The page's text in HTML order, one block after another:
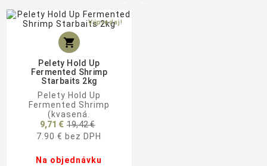
Výpredaj!

Pelety Hold Up
Fermented Shrimp
Starbaits 2kg
Pelety Hold Up
Fermented Shrimp
(kvasená.
9,71 € 19,42 €
cena
7.90 € bez DPH
Na objednávku